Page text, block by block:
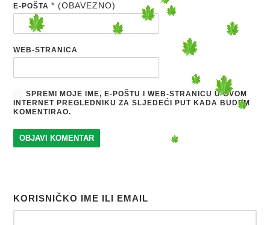
E-POŠTA* (OBAVEZNO)
WEB-STRANICA
SPREMI MOJE IME, E-POŠTU I WEB-STRANICU U OVOM
INTERNET PREGLEDNIKU ZA SLJEDEĆI PUT KADA BUDEM
KOMENTIRAO.
KORISNIČKO IME ILI EMAIL